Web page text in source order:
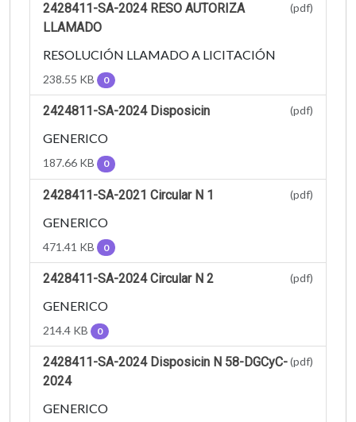
2428411-SA-2024 RESO AUTORIZA
LLAMADO
(pdf)
RESOLUCIÓN LLAMADO A LICITACIÓN
238.55 KB 0
2424811-SA-2024 Disposicin (pdf)
GENERICO
187.66 KB 0
2428411-SA-2021 Circular N 1 (pdf)
GENERICO
471.41 KB 0
2428411-SA-2024 Circular N 2 (pdf)
GENERICO
214.4 KB 0
2428411-SA-2024 Disposicin N 58-DGCyC-
2024
(pdf)
GENERICO